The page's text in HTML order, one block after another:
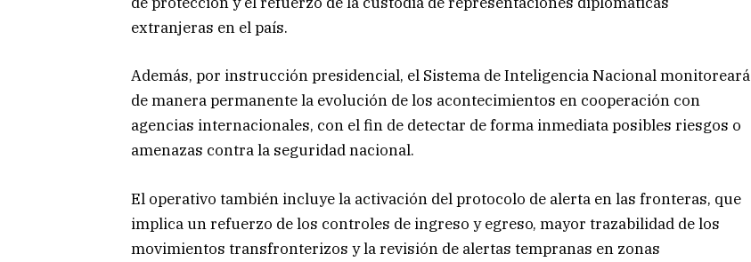
extranjeras en el país.
Además, por instrucción presidencial, el Sistema de Inteligencia Nacional monitoreará
de manera permanente la evolución de los acontecimientos en cooperación con
agencias internacionales, con el fin de detectar de forma inmediata posibles riesgos o
amenazas contra la seguridad nacional.
El operativo también incluye la activación del protocolo de alerta en las fronteras, que
implica un refuerzo de los controles de ingreso y egreso, mayor trazabilidad de los
movimientos transfronterizos y la revisión de alertas tempranas en zonas